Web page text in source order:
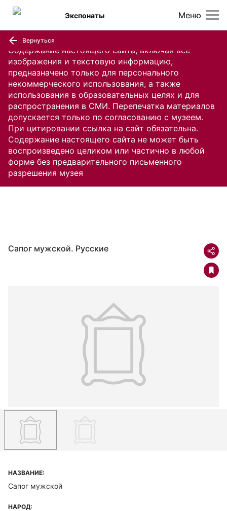
Содержание настоящего сайта, включая все
изображения и текстовую информацию,
предназначено только для персонального
некоммерческого использования, а также
использования в образовательных целях и для
распространения в СМИ. Перепечатка материалов
допускается только по согласованию с музеем.
При цитировании ссылка на сайт обязательна.
Содержание настоящего сайта не может быть
воспроизведено целиком или частично в любой
форме без предварительного письменного
разрешения музея
Меню
Экспонаты
Вернуться
Сапог мужской. Русские
НАЗВАНИЕ:
Сапог мужской
НАРОД: